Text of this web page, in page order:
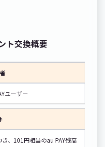
ト交換概要
ユーザー
き、101円相当のau PAY残高